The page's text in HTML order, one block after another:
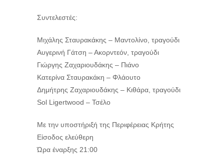
Συντελεστές:
Μιχάλης Σταυρακάκης – Μαντολίνο, τραγούδι
Αυγερινή Γάτση – Ακορντεόν, τραγούδι
Γιώργης Ζαχαριουδάκης – Πιάνο
Κατερίνα Σταυρακάκη – Φλάουτο
Δημήτρης Ζαχαριουδάκης – Κιθάρα, τραγούδι
Sol Ligertwood – Τσέλο
Με την υποστήριξή της Περιφέρειας Κρήτης
Είσοδος ελεύθερη
Ώρα έναρξης 21:00